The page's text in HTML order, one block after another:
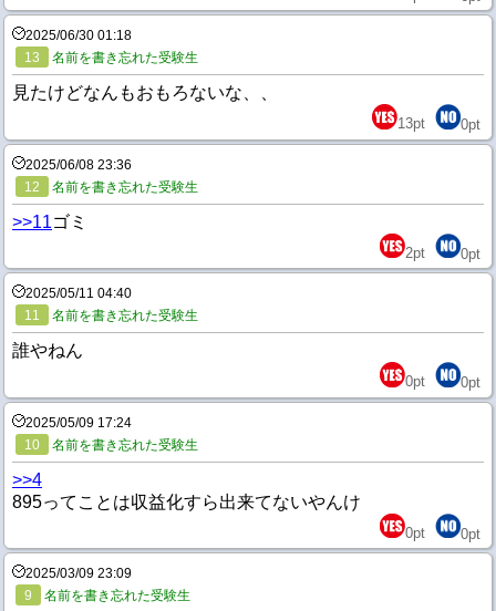
2025/06/30 01:18
13
名前を書き忘れた受験生
見たけどなんもおもろないな、、
13pt 0pt
2025/06/08 23:36
12
名前を書き忘れた受験生
>>11ゴミ
2pt 0pt
2025/05/11 04:40
11
名前を書き忘れた受験生
誰やねん
0pt 0pt
2025/05/09 17:24
10
名前を書き忘れた受験生
>>4
895ってことは収益化すら出来てないやんけ
0pt 0pt
2025/03/09 23:09
9
名前を書き忘れた受験生